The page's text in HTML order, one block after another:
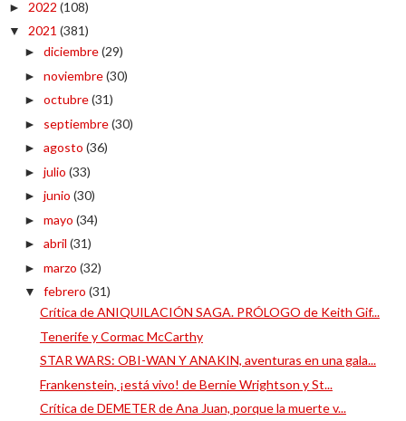
► 2022 (108)
▼ 2021 (381)
► diciembre(29)
► noviembre(30)
► octubre(31)
► septiembre(30)
► agosto (36)
► julio (33)
► junio (30)
► mayo (34)
► abril (31)
► marzo (32)
▼ febrero (31)
Crítica de ANIQUILACIÓN SAGA. PRÓLOGO de Keith Gif...
Tenerife y Cormac McCarthy
STAR WARS: OBI-WAN Y ANAKIN, aventuras en una gala...
Frankenstein, ¡está vivo! de Bernie Wrightson y St...
Crítica de DEMETER de Ana Juan, porque la muerte v...